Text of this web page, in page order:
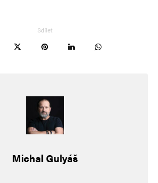
Sdílet
Michal Gulyáš